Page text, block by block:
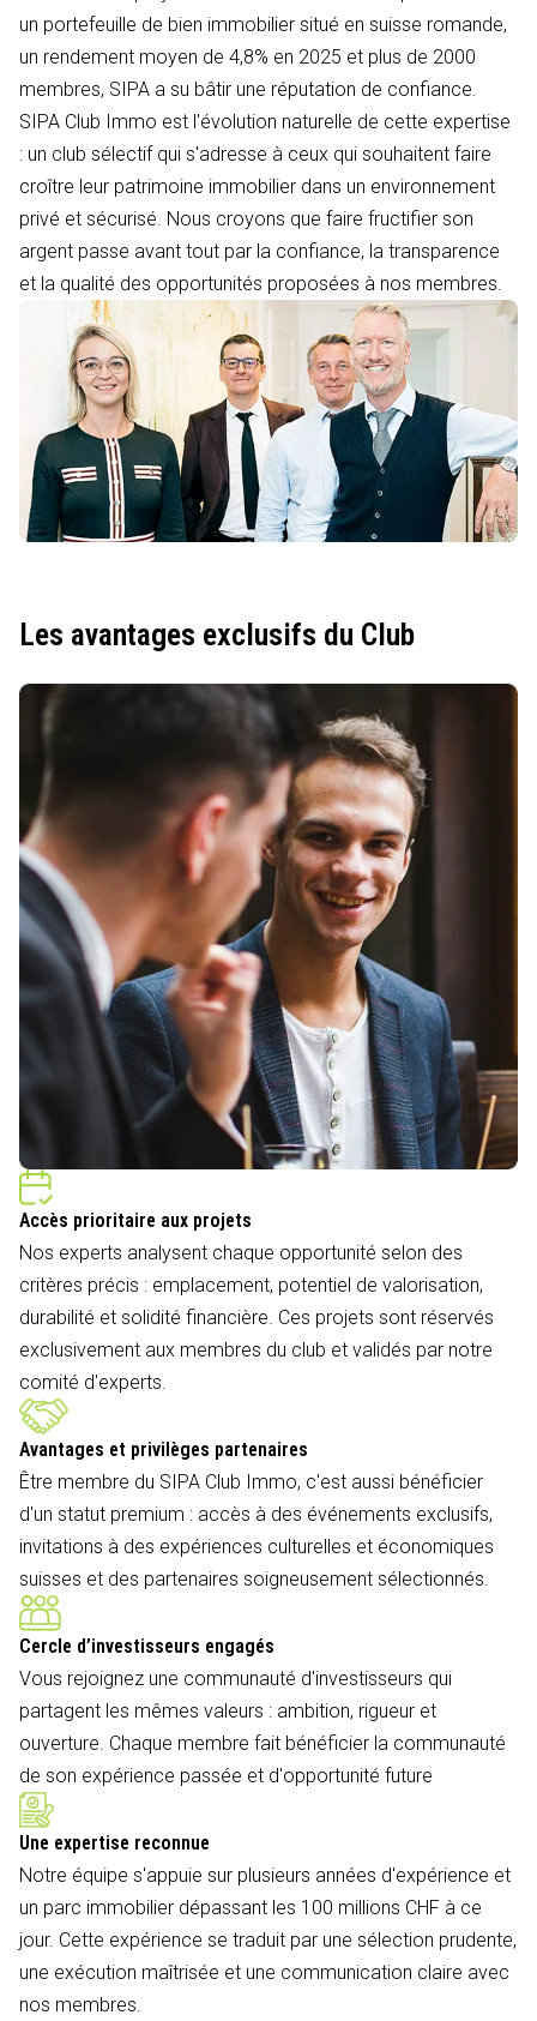
un portefeuille de bien immobilier situé en suisse romande,
un rendement moyen de 4,8% en 2025 et plus de 2000
membres, SIPA a su bâtir une réputation de confiance.
SIPA Club Immo est l'évolution naturelle de cette expertise
: un club sélectif qui s'adresse à ceux qui souhaitent faire
croître leur patrimoine immobilier dans un environnement
privé et sécurisé. Nous croyons que faire fructifier son
argent passe avant tout par la confiance, la transparence
et la qualité des opportunités proposées à nos membres.
Les avantages exclusifs du Club
Accès prioritaire aux projets
Nos experts analysent chaque opportunité selon des
critères précis : emplacement, potentiel de valorisation,
durabilité et solidité financière. Ces projets sont réservés
exclusivement aux membres du club et validés par notre
comité d'experts.
Avantages et privilèges partenaires
Être membre du SIPA Club Immo, c'est aussi bénéficier
d'un statut premium : accès à des événements exclusifs,
invitations à des expériences culturelles et économiques
suisses et des partenaires soigneusement sélectionnés.
Cercle d’investisseurs engagés
Vous rejoignez une communauté d'investisseurs qui
partagent les mêmes valeurs : ambition, rigueur et
ouverture. Chaque membre fait bénéficier la communauté
de son expérience passée et d'opportunité future
Une expertise reconnue
Notre équipe s'appuie sur plusieurs années d'expérience et
un parc immobilier dépassant les 100 millions CHF à ce
jour. Cette expérience se traduit par une sélection prudente,
une exécution maîtrisée et une communication claire avec
nos membres.